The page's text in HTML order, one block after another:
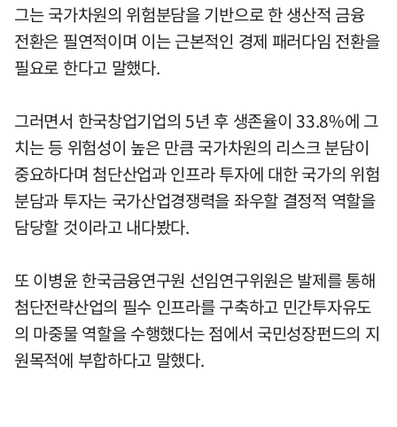
그는 국가차원의 위험분담을 기반으로 한 생산적 금융
전환은 필연적이며 이는 근본적인 경제 패러다임 전환을
필요로 한다고 말했다.
그러면서 한국창업기업의 5년 후 생존율이 33.8%에 그
치는 등 위험성이 높은 만큼 국가차원의 리스크 분담이
중요하다며 첨단산업과 인프라 투자에 대한 국가의 위험
분담과 투자는 국가산업경쟁력을 좌우할 결정적 역할을
담당할 것이라고 내다봤다.
또 이병윤 한국금융연구원 선임연구위원은 발제를 통해
첨단전략산업의 필수 인프라를 구축하고 민간투자유도
의 마중물 역할을 수행했다는 점에서 국민성장펀드의 지
원목적에 부합하다고 말했다.